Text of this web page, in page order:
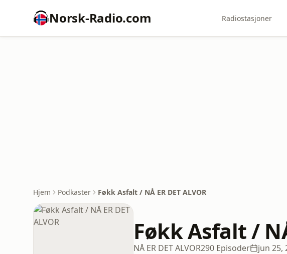
Norsk-Radio.com Radiostasjoner
Hjem Podkaster Føkk Asfalt / NÅ ER DET ALVOR
Føkk Asfalt /
NÅ ER DET ALVOR290 Episoder jun 25,